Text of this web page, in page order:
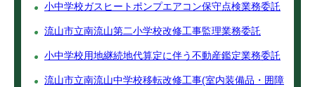
小中学校ガスヒートポンプエアコン保守点検業務委託
流山市立南流山第二小学校改修工事監理業務委託
小中学校用地継続地代算定に伴う不動産鑑定業務委託
流山市立南流山中学校移転改修工事(室内装備品・囲障